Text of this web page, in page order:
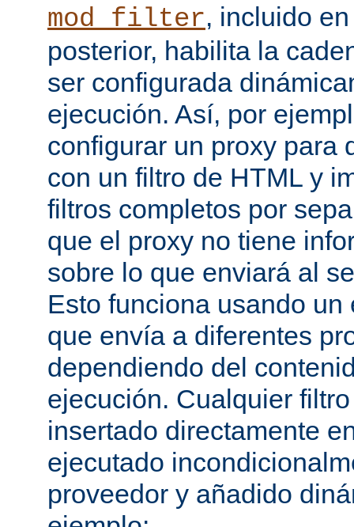
mod_filter, incluido
posterior, habilita la
ser configurada
ejecución. Así, por
configurar un proxy para
con un filtro de HTML y
filtros completos por
que el proxy no tiene
sobre lo que enviará al
Esto funciona usando un
que envía a diferentes
dependiendo del
ejecución. Cualquier
insertado directamente
ejecutado
proveedor y añadido